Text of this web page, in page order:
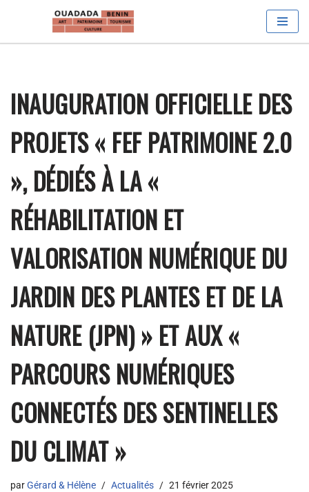
INAUGURATION OFFICIELLE DES
PROJETS « FEF PATRIMOINE 2.0
», DÉDIÉS À LA «
RÉHABILITATION ET
VALORISATION NUMÉRIQUE DU
JARDIN DES PLANTES ET DE LA
NATURE (JPN) » ET AUX «
PARCOURS NUMÉRIQUES
CONNECTÉS DES SENTINELLES
DU CLIMAT »
parGérard & Hélène Actualités 21 février 2025